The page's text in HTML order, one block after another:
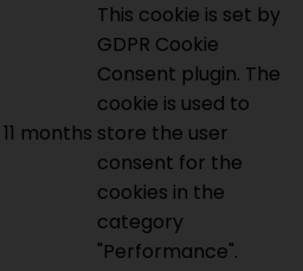
11 months
This cookie is set by
GDPR Cookie
Consent plugin. The
cookie is used to
store the user
consent for the
cookies in the
category
"Performance".